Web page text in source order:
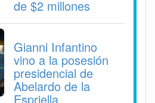
de $2 millones
Gianni Infantino
vino a la posesión
presidencial de
Abelardo de la
Espriella